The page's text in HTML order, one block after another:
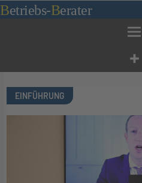
Zum
Inhalt
Betriebs-Berater
EINFÜHRUNG